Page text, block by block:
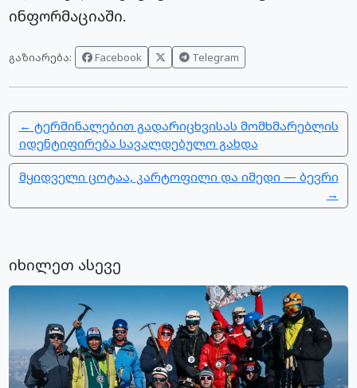
ინფორმაციაში.
გაზიარება: Facebook Telegram
← ტერმინალებით გადარიცხვისას მომხმარებლის
იდენტიფირება სავალდებულო გახდა
მყიდველი ცოტაა, კარტოფილი და იმედი — ბევრი
→
იხილეთ ასევე